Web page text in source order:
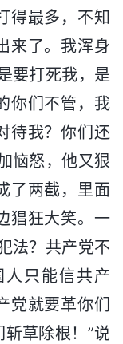
得最多，不知
来了。我浑身
要打死我，是
你们不管，我
待我？你们还
恼怒，他又狠
了两截，里面
猖狂大笑。一
法？共产党不
只能信共产
党就要革你们
草除根！”说